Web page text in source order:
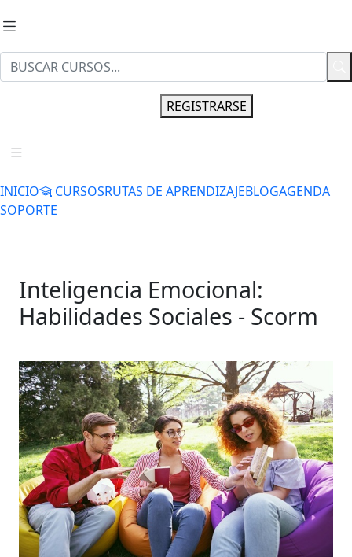
REGISTRARSE
INICIO CURSOSRUTAS DE APRENDIZAJEBLOGAGENDA
SOPORTE
Inteligencia Emocional:
Habilidades Sociales - Scorm